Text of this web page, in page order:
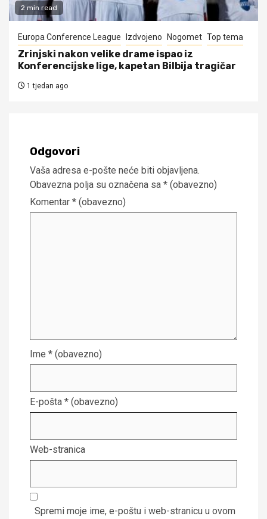
2 min read
Europa Conference League Izdvojeno Nogomet Top tema
Zrinjski nakon velike drame ispao iz
Konferencijske lige, kapetan Bilbija tragičar
1 tjedan ago
Odgovori
Vaša adresa e-pošte neće biti objavljena.
Obavezna polja su označena sa * (obavezno)
Komentar * (obavezno)
Ime * (obavezno)
E-pošta * (obavezno)
Web-stranica
Spremi moje ime, e-poštu i web-stranicu u ovom